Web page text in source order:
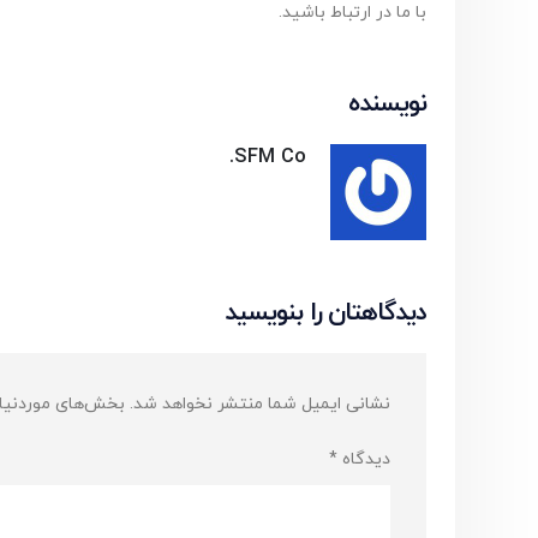
با ما در ارتباط باشید.
نویسنده
SFM Co.
دیدگاهتان را بنویسید
نشانی ایمیل شما منتشر نخواهد شد. بخش‌های
دیدگاه *